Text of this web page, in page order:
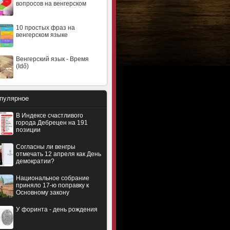
вопросов на венгерском
10 простых фраз на
венгерском языке
Венгерский язык - Время
(Idő)
В Индексе счастливого
города Дебрецен на 191
позиции
Согласны ли венгры
отмечать 12 апреля как День
демократии?
Национальное собрание
приняло 17-ю поправку к
Основному закону
У форинта - день рождения